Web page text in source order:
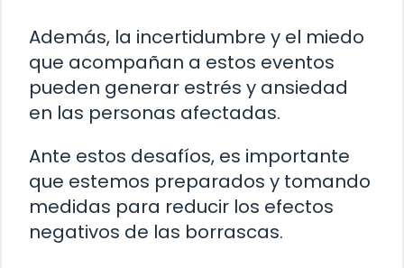
Además, la incertidumbre y el miedo
que acompañan a estos eventos
pueden generar estrés y ansiedad
en las personas afectadas.
Ante estos desafíos, es importante
que estemos preparados y tomando
medidas para reducir los efectos
negativos de las borrascas.